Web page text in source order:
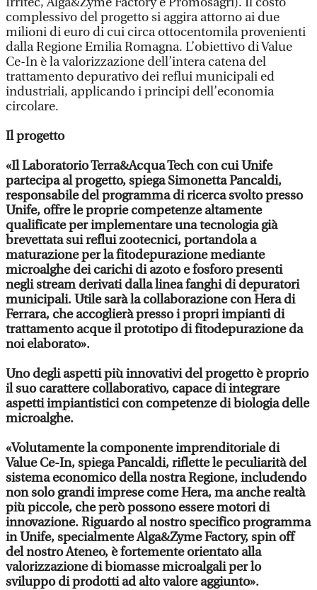
complessivo del progetto si aggira attorno ai due
milioni di euro di cui circa ottocentomila provenienti
dalla Regione Emilia Romagna. L’obiettivo di Value
Ce-In è la valorizzazione dell’intera catena del
trattamento depurativo dei reflui municipali ed
industriali, applicando i principi dell’economia
circolare.
Il progetto
«Il Laboratorio Terra&Acqua Tech con cui Unife
partecipa al progetto, spiega Simonetta Pancaldi,
responsabile del programma di ricerca svolto presso
Unife, offre le proprie competenze altamente
qualificate per implementare una tecnologia già
brevettata sui reflui zootecnici, portandola a
maturazione per la fitodepurazione mediante
microalghe dei carichi di azoto e fosforo presenti
negli stream derivati dalla linea fanghi di depuratori
municipali. Utile sarà la collaborazione con Hera di
Ferrara, che accoglierà presso i propri impianti di
trattamento acque il prototipo di fitodepurazione da
noi elaborato».
Uno degli aspetti più innovativi del progetto è proprio
il suo carattere collaborativo, capace di integrare
aspetti impiantistici con competenze di biologia delle
microalghe.
«Volutamente la componente imprenditoriale di
Value Ce-In, spiega Pancaldi, riflette le peculiarità del
sistema economico della nostra Regione, includendo
non solo grandi imprese come Hera, ma anche realtà
più piccole, che però possono essere motori di
innovazione. Riguardo al nostro specifico programma
in Unife, specialmente Alga&Zyme Factory, spin off
del nostro Ateneo, è fortemente orientato alla
valorizzazione di biomasse microalgali per lo
sviluppo di prodotti ad alto valore aggiunto».